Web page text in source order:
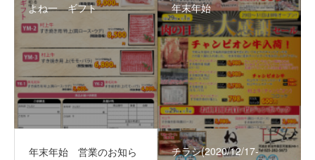
よね一 ギフト 年末年始
年末年始 営業のお知ら
チラシ(2020/12/17‐